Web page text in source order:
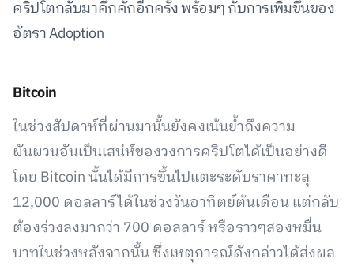
คริปโตกลับมาคึกคักอีกครั้ง พร้อมๆ กับการเพิ่มขึ้นของ
อัตรา Adoption
Bitcoin
ในช่วงสัปดาห์ที่ผ่านมานั้นยังคงเน้นย้ำถึงความ
ผันผวนอันเป็นเสน่ห์ของวงการคริปโตได้เป็นอย่างดี
โดย Bitcoin นั้นได้มีการขึ้นไปแตะระดับราคาทะลุ
12,000 ดอลลาร์ได้ในช่วงวันอาทิตย์ต้นเดือน แต่กลับ
ต้องร่วงลงมากว่า 700 ดอลลาร์ หรือราวๆสองหมื่น
บาทในช่วงหลังจากนั้น ซึ่งเหตุการณ์ดังกล่าวได้ส่งผล